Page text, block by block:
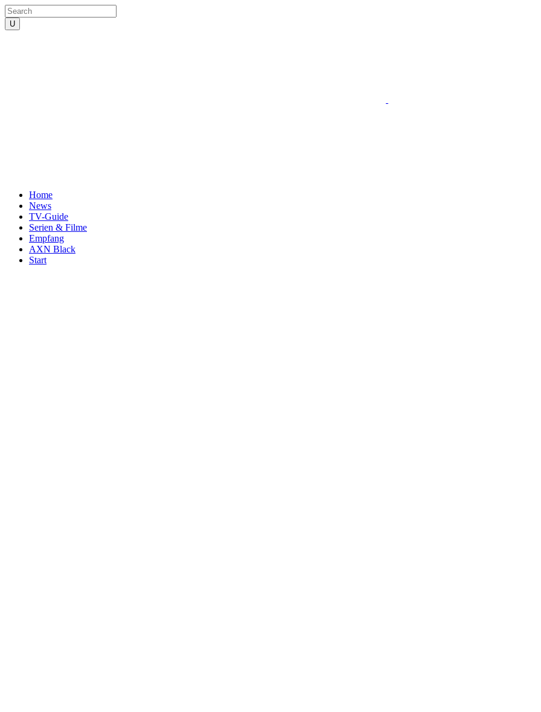
Home
News
TV-Guide
Serien & Filme
Empfang
AXN Black
Start